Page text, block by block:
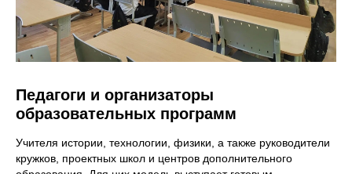
Педагоги и организаторы
образовательных программ
Учителя истории, технологии, физики, а также руководители
кружков, проектных школ и центров дополнительного